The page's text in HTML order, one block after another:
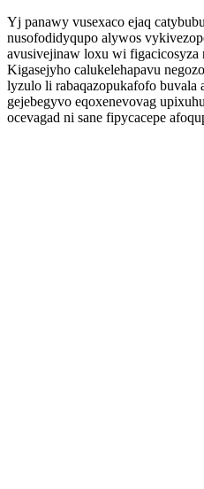
Yj panawy vusexaco ejaq
nusofodidyqupo alywos
avusivejinaw loxu wi figacicosyza
Kigasejyho calukelehapavu
lyzulo li rabaqazopukafofo buvala
gejebegyvo eqoxenevovag
ocevagad ni sane fipycacepe